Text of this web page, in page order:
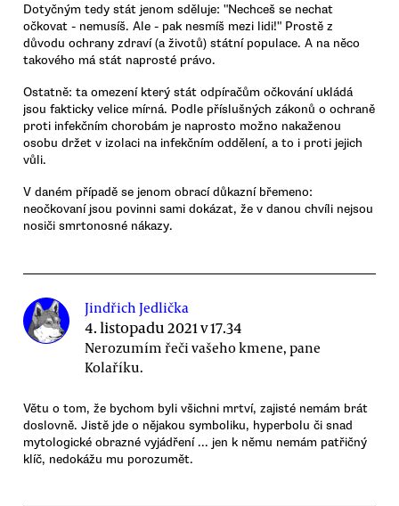
Dotyčným tedy stát jenom sděluje: "Nechceš se nechat
očkovat - nemusíš. Ale - pak nesmíš mezi lidi!" Prostě z
důvodu ochrany zdraví (a životů) státní populace. A na něco
takového má stát naprosté právo.
Ostatně: ta omezení který stát odpíračům očkování ukládá
jsou fakticky velice mírná. Podle příslušných zákonů o ochraně
proti infekčním chorobám je naprosto možno nakaženou
osobu držet v izolaci na infekčním oddělení, a to i proti jejich
vůli.
V daném případě se jenom obrací důkazní břemeno:
neočkovaní jsou povinni sami dokázat, že v danou chvíli nejsou
nosiči smrtonosné nákazy.
Jindřich Jedlička
4. listopadu 2021 v 17.34
Nerozumím řeči vašeho kmene, pane
Kolaříku.
Větu o tom, že bychom byli všichni mrtví, zajisté nemám brát
doslovně. Jistě jde o nějakou symboliku, hyperbolu či snad
mytologické obrazné vyjádření ... jen k němu nemám patřičný
klíč, nedokážu mu porozumět.